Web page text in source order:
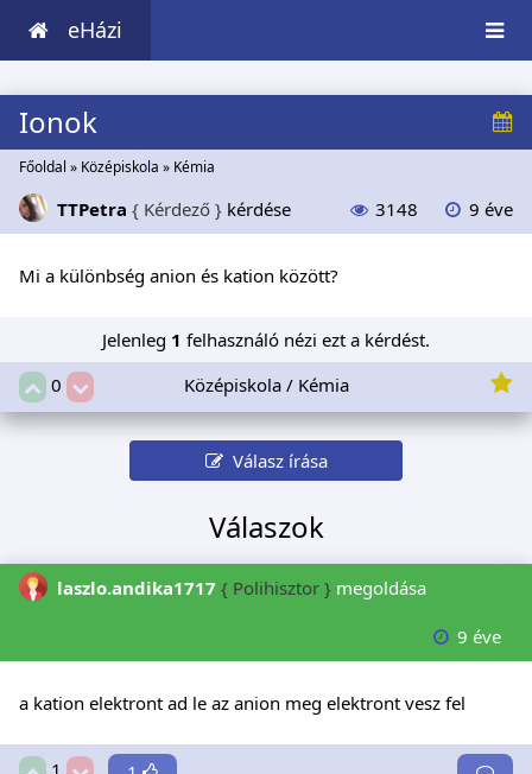
eHázi
Ionok
Főoldal » Középiskola » Kémia
TTPetra { Kérdező } kérdése 3148 9 éve
Mi a különbség anion és kation között?
Jelenleg 1 felhasználó nézi ezt a kérdést.
0
Középiskola / Kémia
Válasz írása
Válaszok
laszlo.andika1717 { Polihisztor } megoldása
9 éve
a kation elektront ad le az anion meg elektront vesz fel
1